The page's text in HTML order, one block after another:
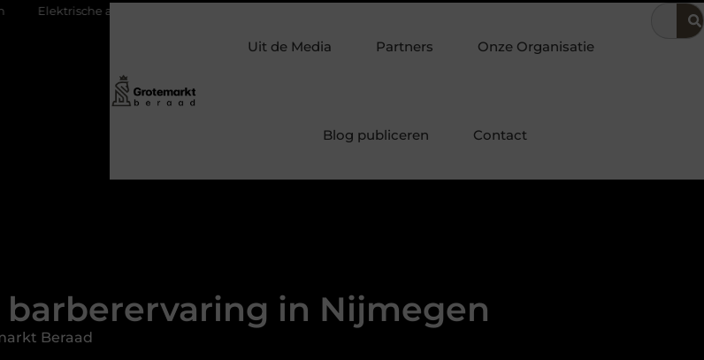
laders: zo bepaal je welke jij nodig hebt Klassiek bureau combineren met andere stukken tot een harmonieus
Uit de Media Partners Onze Organisatie
Blog publiceren Contact
in Nijmegen
Beraad